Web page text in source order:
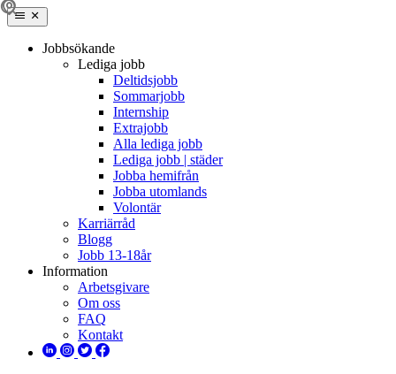
Jobbsökande
Lediga jobb
Deltidsjobb
Sommarjobb
Internship
Extrajobb
Alla lediga jobb
Lediga jobb | städer
Jobba hemifrån
Jobba utomlands
Volontär
Karriärråd
Blogg
Jobb 13-18år
Information
Arbetsgivare
Om oss
FAQ
Kontakt